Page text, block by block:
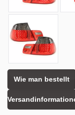
Wie man bestellt